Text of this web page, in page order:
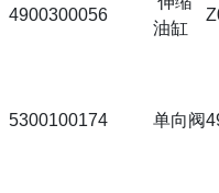
4900300056
油缸
5300100174 单向阀